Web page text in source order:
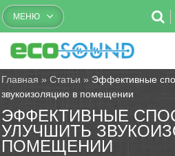
Бесплатный
МЕНЮ
Главная »Статьи » Эффективные
звукоизоляцию в помещении
ЭФФЕКТИВНЫЕ
УЛУЧШИТЬ
ПОМЕЩЕНИИ